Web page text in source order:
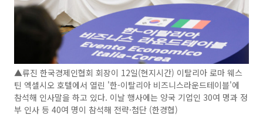
▲류진 한국경제인협회 회장이 12일(현지시간) 이탈리아 로마 웨스
틴 엑셀시오 호텔에서 열린 '한-이탈리아 비즈니스라운드테이블'에
참석해 인사말을 하고 있다. 이날 행사에는 양국 기업인 30여 명과 정
부 인사 등 40여 명이 참석해 전략·첨단 (한경협)